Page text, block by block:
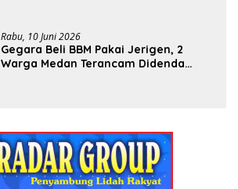
Rabu, 10 Juni 2026
Gegara Beli BBM Pakai Jerigen, 2
Warga Medan Terancam Didenda